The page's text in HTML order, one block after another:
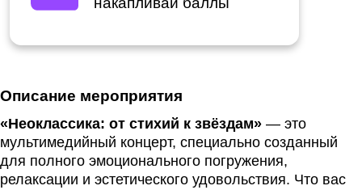
Описание мероприятия
«Неоклассика: от стихий к звёздам» — это
мультимедийный концерт, специально созданный
для полного эмоционального погружения,
релаксации и эстетического удовольствия. Что вас